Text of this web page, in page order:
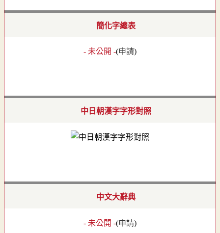
簡化字總表
- 未公開 -(申請)
中日朝漢字字形對照
中文大辭典
- 未公開 -(申請)